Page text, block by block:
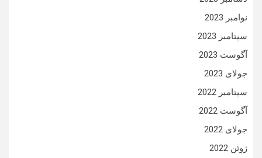
نوامبر 2023
سپتامبر 2023
آگوست 2023
جولای 2023
سپتامبر 2022
آگوست 2022
جولای 2022
ژوئن 2022